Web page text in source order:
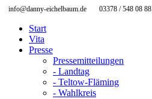
info@danny-eichelbaum.de 03378 / 548 08 88
Start
Vita
Presse
Pressemitteilungen
- Landtag
- Teltow-Fläming
- Wahlkreis